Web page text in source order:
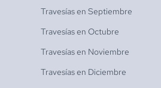
Travesías en Septiembre
Travesías en Octubre
Travesías en Noviembre
Travesías en Diciembre